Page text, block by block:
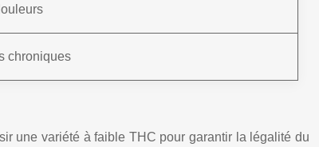
chroniques
une variété à faible THC pour garantir la légalité du